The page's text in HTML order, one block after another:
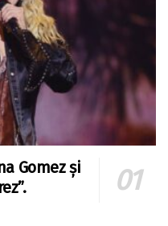
Gomez și